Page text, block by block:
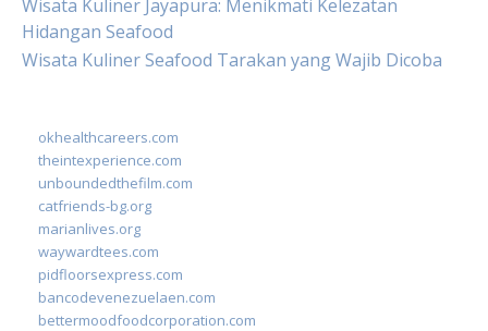
Wisata Kuliner Jayapura: Menikmati Kelezatan
Hidangan Seafood
Wisata Kuliner Seafood Tarakan yang Wajib Dicoba
okhealthcareers.com
theintexperience.com
unboundedthefilm.com
catfriends-bg.org
marianlives.org
waywardtees.com
pidfloorsexpress.com
bancodevenezuelaen.com
bettermoodfoodcorporation.com